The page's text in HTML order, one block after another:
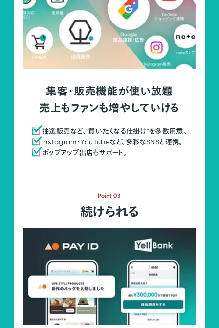
集客・販売機能が使い放題
売上もファンも増やしていける
抽選販売など、"買いたくなる仕掛け"を多数用意。
Instagram・YouTubeなど、多彩なSNSと連携。
ポップアップ出店もサポート。
Point 03
続けられる